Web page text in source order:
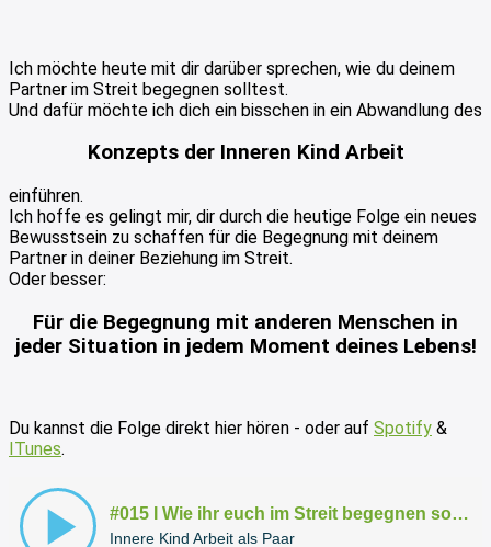
Ich möchte heute mit dir darüber sprechen, wie du deinem
Partner im Streit begegnen solltest.
Und dafür möchte ich dich ein bisschen in ein Abwandlung des
Konzepts der Inneren Kind Arbeit
einführen.
Ich hoffe es gelingt mir, dir durch die heutige Folge ein neues
Bewusstsein zu schaffen für die Begegnung mit deinem
Partner in deiner Beziehung im Streit.
Oder besser:
Für die Begegnung mit anderen Menschen in
jeder Situation in jedem Moment deines Lebens!
Du kannst die Folge direkt hier hören - oder auf Spotify &
ITunes.